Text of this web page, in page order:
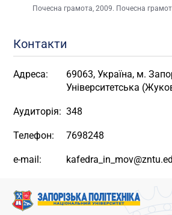
Почесна грамота, 2009. Почесна
Контакти
Адреса:
69063, Україна, м.
Університетська
Аудиторія: 348
Телефон: 7698248
e-mail: